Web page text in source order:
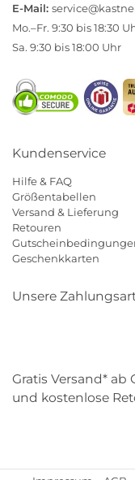
E-Mail:
Mo.–Fr. 9:30 bis 18:30
Sa. 9:30 bis 18:00 Uhr
Kundenservice
Hilfe & FAQ
Größentabellen
Versand & Lieferung
Retouren
Geschenkkarten
Unsere
Gratis Versand* ab
und kostenlose